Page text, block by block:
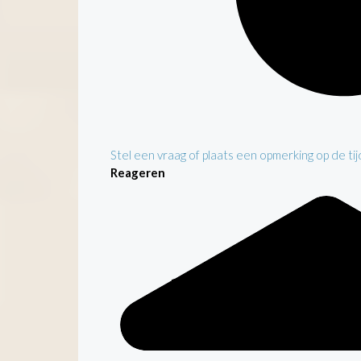
Stel een vraag of plaats een opmerking op de
Reageren